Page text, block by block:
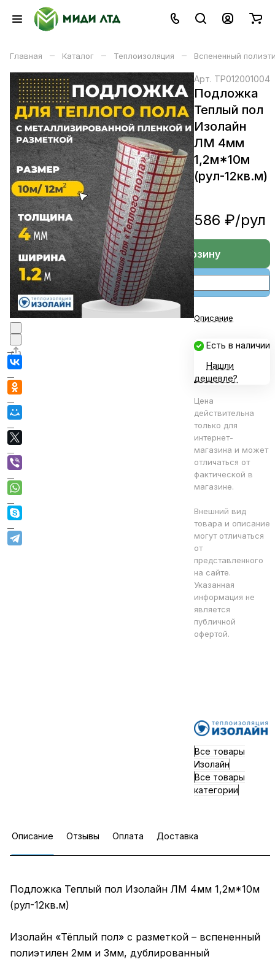
Главная – Каталог – Теплоизоляция – Вспененный
Арт. TP012001004
Подложка
Теплый пол
Изолайн
ЛМ 4мм
1,2м*10м
(рул-12кв.м)
586 ₽/рул
В корзину
В корзине
Описание
Есть в наличии
Нашли
дешевле?
Цена
действительна
только для
интернет-
магазина и может
отличаться от
фактической в
магазине.
Внешний вид
товара и описание
могут отличаться
от
представленного
на сайте.
Указанная
информация не
является
публичной
офертой.
Все товары
Изолайн
Все товары
категории
Описание Отзывы Оплата Доставка
Подложка Теплый пол Изолайн ЛМ 4мм 1,2м*10м
(рул-12кв.м)
Изолайн «Тёплый пол» с разметкой – вспененный
полиэтилен 2мм и 3мм, дублированный